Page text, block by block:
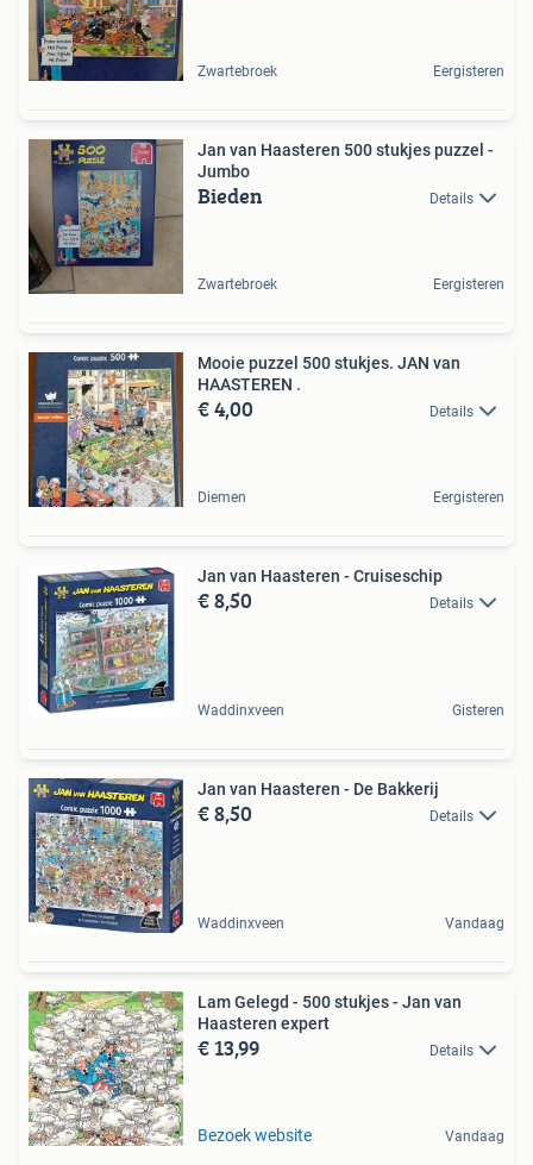
Zwartebroek Eergisteren
Jan van Haasteren 500 stukjes puzzel -
Jumbo
Bieden Details
Zwartebroek Eergisteren
Mooie puzzel 500 stukjes. JAN van
HAASTEREN .
€ 4,00 Details
Diemen Eergisteren
Jan van Haasteren - Cruiseschip
€ 8,50 Details
Waddinxveen Gisteren
Jan van Haasteren - De Bakkerij
€ 8,50 Details
Waddinxveen Vandaag
Lam Gelegd - 500 stukjes - Jan van
Haasteren expert
€ 13,99 Details
Bezoek website Vandaag